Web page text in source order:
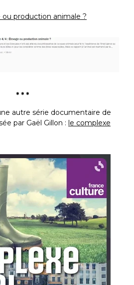
ou production animale ?
* * *
autre série documentaire de
par Gaël Gillon : le complexe